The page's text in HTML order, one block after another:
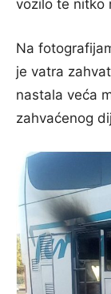
vozilo te nitko
Na
je vatra
nastala veća
zahvaćenog